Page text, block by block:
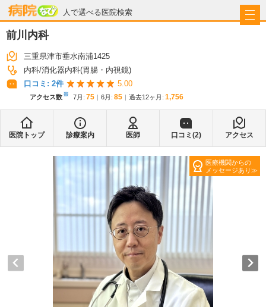
人で選べる医院検索
病院なび
前川内科
三重県津市垂水南浦1425
内科 消化器内科(胃腸・内視鏡)
口コミ: 2件 5.00
アクセス数※ 7月 : 75 6月 : 85 過去12ヶ月: 1,756
医院トップ 診療案内 医師 口コミ(2) アクセス
医療機関からの
メッセージあり